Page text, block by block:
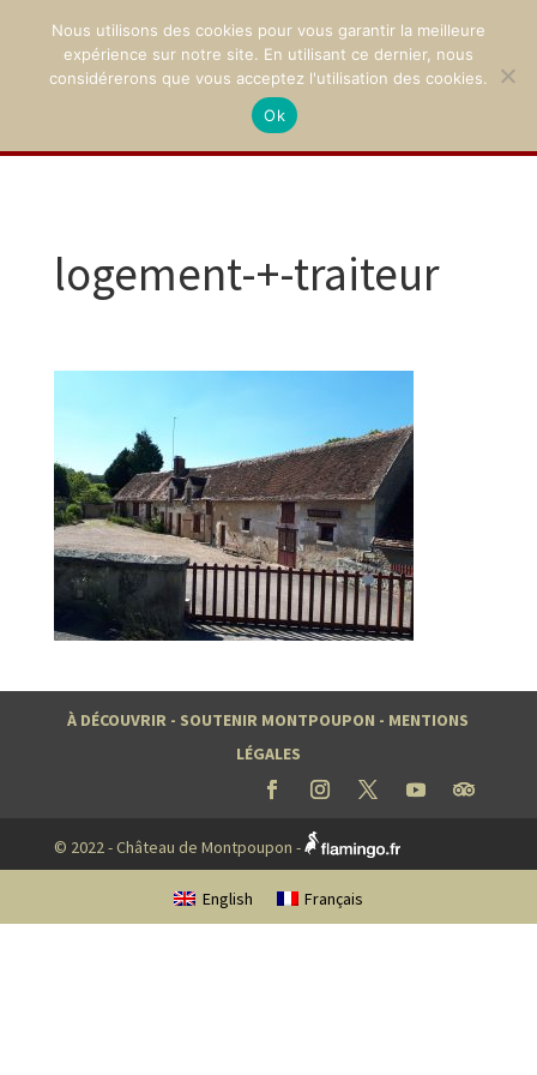
02 47 94 21 15
logement-+-traiteur
À DÉCOUVRIR - SOUTENIR MONTPOUPON - MENTIONS
LÉGALES
© 2022 - Château de Montpoupon -
English Français
Nous utilisons des cookies pour vous garantir la meilleure
expérience sur notre site. En utilisant ce dernier, nous
considérerons que vous acceptez l'utilisation des cookies.
Ok